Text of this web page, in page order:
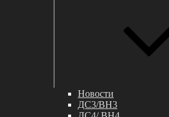
Новости
ДС3/BH3